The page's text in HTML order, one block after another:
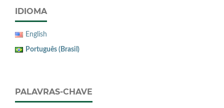
IDIOMA
English
Português (Brasil)
PALAVRAS-CHAVE